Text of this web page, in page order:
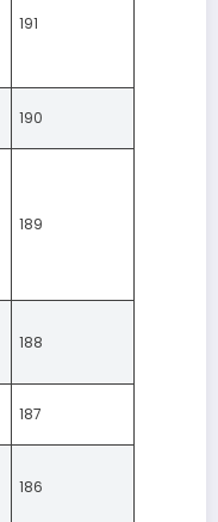
191
190
189
188
187
186